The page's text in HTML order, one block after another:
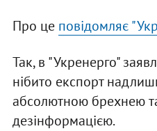
Про це повідомляє
Так, в "Укренерго"
нібито експорт
абсолютною брехнею
дезінформацією.